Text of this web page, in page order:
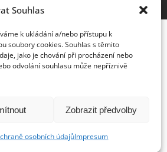
Souhlas
k ukládání a/nebo přístupu k
soubory cookies. Souhlas s těmito
jako je chování při procházení nebo
odvolání souhlasu může nepříznivě
Zobrazit předvolby
osobních údajůImpresum
Deloitte“). Společnost
oprávněn zavazovat nebo
nese odpovědnost pouze
najdete na adrese